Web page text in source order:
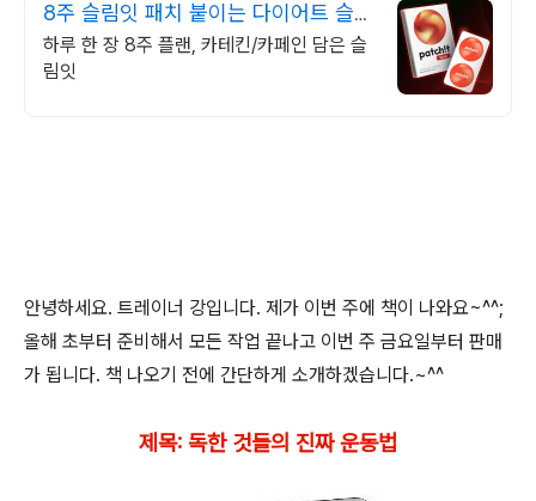
8주 슬림잇 패치 붙이는 다이어트 슬림
잇
하루 한 장 8주 플랜, 카테킨/카페인 담은 슬
림잇
안녕하세요. 트레이너 강입니다. 제가 이번 주에 책이 나와요~^^;
올해 초부터 준비해서 모든 작업 끝나고 이번 주 금요일부터 판매
가 됩니다. 책 나오기 전에 간단하게 소개하겠습니다.~^^
제목: 독한 것들의 진짜 운동법